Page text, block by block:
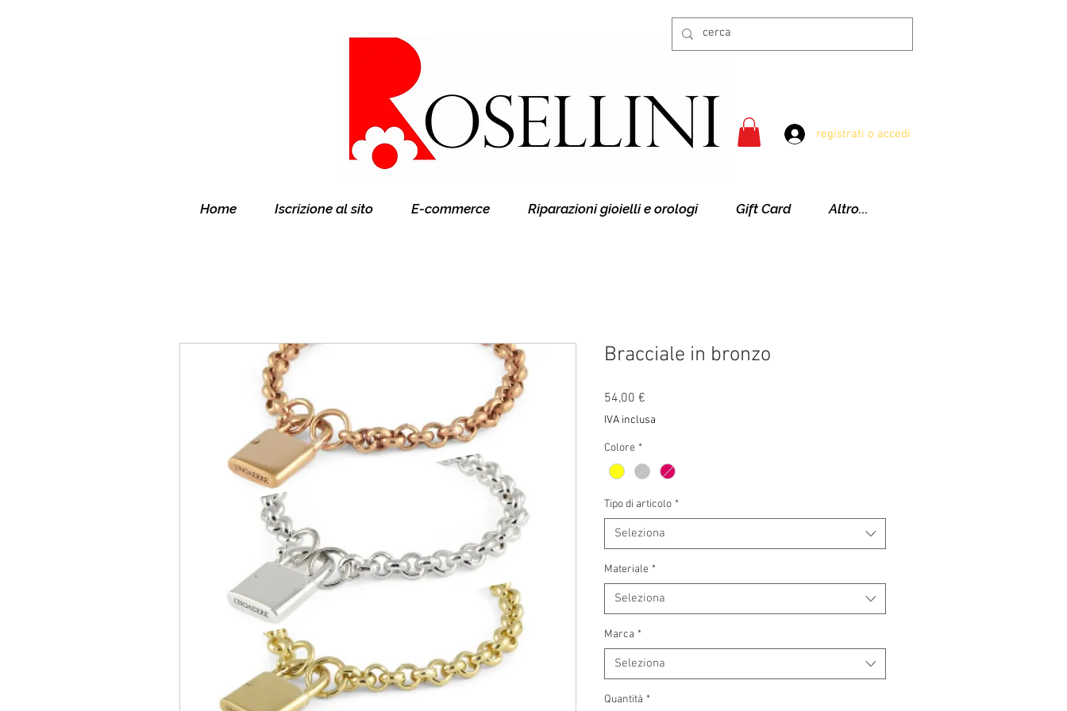
Gioielleria Rosellini
Rosellini online
registrati o accedi
Home Iscrizione al sito E-commerce Riparazioni gioielli e orologi Gift Card Altro...
Bracciale in bronzo
54,00 €
IVA inclusa
Colore *
Tipo di articolo *
Seleziona
Materiale *
Seleziona
Marca *
Seleziona
Quantità *